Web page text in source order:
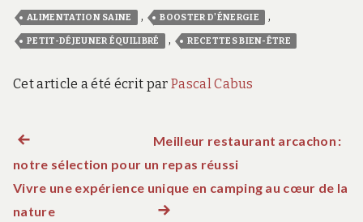
ALIMENTATION SAINE , BOOSTER D'ÉNERGIE ,
PETIT-DÉJEUNER ÉQUILIBRÉ , RECETTES BIEN-ÊTRE
Cet article a été écrit par Pascal Cabus
N
a
Meilleur restaurant arcachon :
notre sélection pour un repas réussi
Vivre une expérience unique en camping au cœur de la
natureArticle suivant :